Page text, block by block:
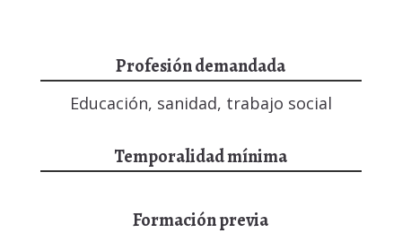
Profesión demandada
Educación, sanidad, trabajo social
Temporalidad mínima
Formación previa